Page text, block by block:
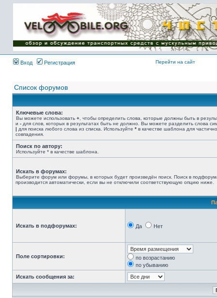
Имя пользователя:
Пароль:
{ LOG_ME_IN_SHORT
}
Вход
Регистрация Перейти на сайт
Список форумов
Ключевые слова:
Вы можете использовать + , чтобы определить слова, которые должны быть в
и - для слов, которых в результатах быть не должно. Вы можете разделить слова
| для поиска любого слова из списка. Используйте * в качестве шаблона для
совпадения.
Поиск по автору:
Используйте * в качестве шаблона.
Искать в форумах:
Выберите форум или форумы, в которых будет произведён поиск. Поиск в
производится автоматически, если вы не отключили соответствующую опцию ниже.
Искать в подфорумах: Да Нет
Поле сортировки:
по возрастанию
по убыванию
Искать сообщения за: